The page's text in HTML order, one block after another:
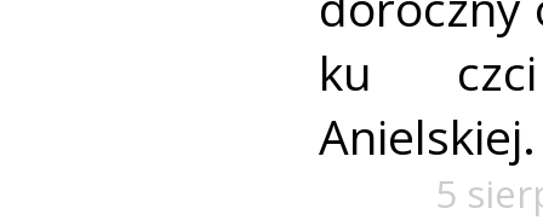
ku
Anielskiej.
5